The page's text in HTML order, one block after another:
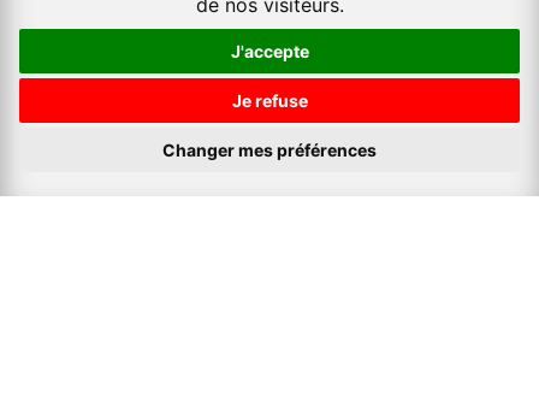
de nos visiteurs.
J'accepte
Je refuse
Changer mes préférences
réserver des voyages avec une grande flexibilité à des prix très
Paiement sécurisé
Moyens de paiements acceptés